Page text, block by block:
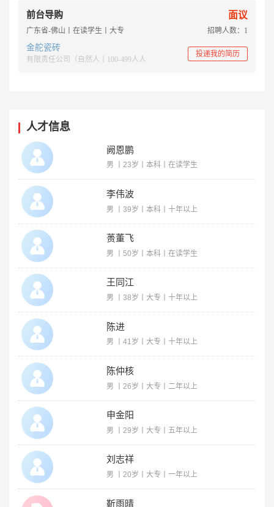
前台导购 面议
广东省-佛山丨在读学生丨大专 招聘人数：1
金舵瓷砖
有限责任公司（自然人丨100-499人人
投递我的简历
人才信息
阙恩鹏
男 丨23岁丨本科丨在读学生
李伟波
男 丨39岁丨本科丨十年以上
蒉董飞
男 丨50岁丨本科丨在读学生
王同江
男 丨38岁丨大专丨十年以上
陈进
男 丨41岁丨大专丨十年以上
陈仲核
男 丨26岁丨大专丨二年以上
申金阳
男 丨29岁丨大专丨五年以上
刘志祥
男 丨20岁丨大专丨一年以上
靳雨晴